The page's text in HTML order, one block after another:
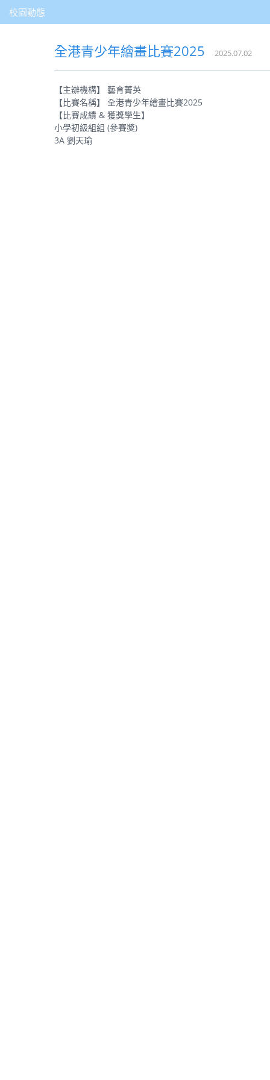
校園動態
全港青少年繪畫比賽2025 2025.07.02
【主辦機構】 藝育菁英
【比賽名稱】 全港青少年繪畫比賽2025
【比賽成績 & 獲獎學生】
小學初級組組 (參賽獎)
3A 劉天瑜